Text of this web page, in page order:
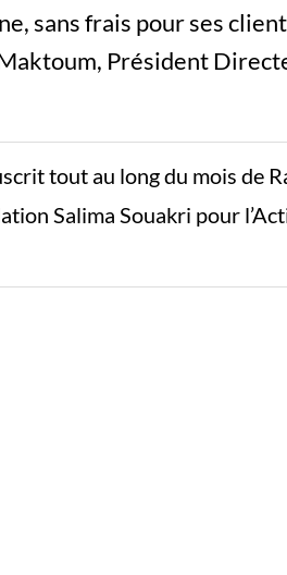
sans frais pour ses
Président
tout au long du mois de
Salima Souakri pour